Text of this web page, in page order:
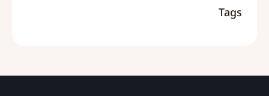
Tags